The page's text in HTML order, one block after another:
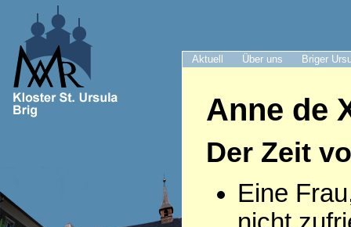
Aktuell Über uns Briger
Anne de
Der Zeit
Eine